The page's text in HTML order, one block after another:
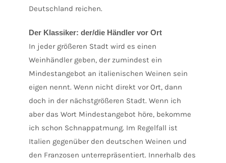
Deutschland reichen.
Der Klassiker: der/die Händler vor Ort
In jeder größeren Stadt wird es einen
Weinhändler geben, der zumindest ein
Mindestangebot an italienischen Weinen sein
eigen nennt. Wenn nicht direkt vor Ort, dann
doch in der nächstgrößeren Stadt. Wenn ich
aber das Wort Mindestangebot höre, bekomme
ich schon Schnappatmung. Im Regelfall ist
Italien gegenüber den deutschen Weinen und
den Franzosen unterrepräsentiert. Innerhalb des